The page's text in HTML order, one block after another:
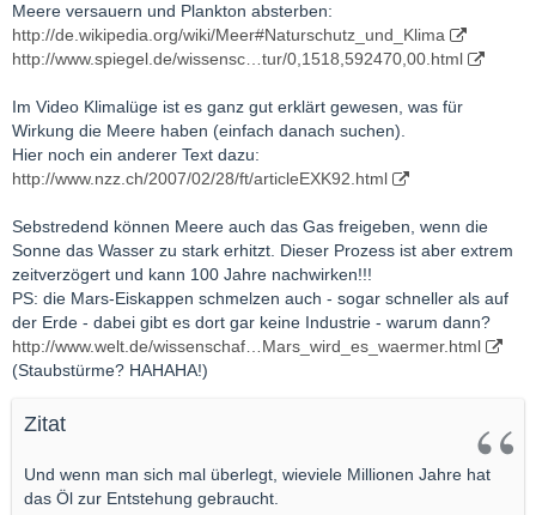
Meere versauern und Plankton absterben:
http://de.wikipedia.org/wiki/Meer#Naturschutz_und_Klima
http://www.spiegel.de/wissensc…tur/0,1518,592470,00.html
Im Video Klimalüge ist es ganz gut erklärt gewesen, was für
Wirkung die Meere haben (einfach danach suchen).
Hier noch ein anderer Text dazu:
http://www.nzz.ch/2007/02/28/ft/articleEXK92.html
Sebstredend können Meere auch das Gas freigeben, wenn die
Sonne das Wasser zu stark erhitzt. Dieser Prozess ist aber extrem
zeitverzögert und kann 100 Jahre nachwirken!!!
PS: die Mars-Eiskappen schmelzen auch - sogar schneller als auf
der Erde - dabei gibt es dort gar keine Industrie - warum dann?
http://www.welt.de/wissenschaf…Mars_wird_es_waermer.html
(Staubstürme? HAHAHA!)
Zitat
Und wenn man sich mal überlegt, wieviele Millionen Jahre hat
das Öl zur Entstehung gebraucht.